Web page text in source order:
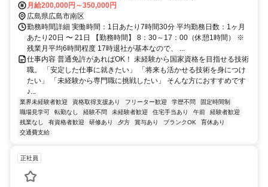
月給200,000円～350,000円
広島県広島市南区
勤務時間詳細 実働時間：1日あたり7時間30分 平均勤務日数：1ヶ月
あたり20日 〜 21日 【勤務時間】 8：30～17：00（休憩1時間） ※
残業月平均6時間程度 17時退社が基本なので、 ...
仕事内容 普通免許があればOK！ 未経験から国家資格を目指せる技術
職。 「安定した仕事に就きたい」 「将来も活かせる技術を身につけ
たい」 「未経験から専門職に挑戦したい」 そんな方におすすめです
♪...
業界未経験者歓迎 資格取得支援あり フリーター歓迎 学歴不問
固定時間制
職場見学可
転勤なし 経験不問 未経験者歓迎 住宅手当あり 午前
経験者歓迎
残業なし
有資格者歓迎 研修あり 夕方 賞与あり ブランクOK
育休あり
交通費支給
正社員